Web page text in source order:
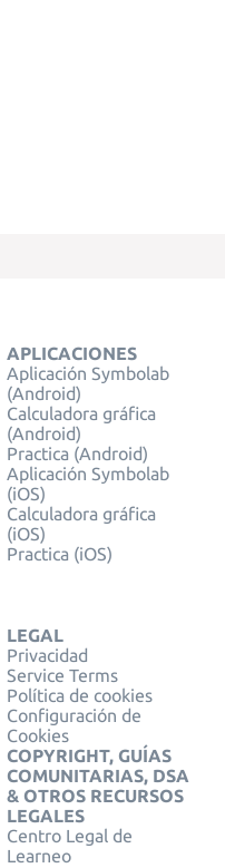
APLICACIONES
Aplicación Symbolab
(Android)
Calculadora gráfica
(Android)
Practica (Android)
Aplicación Symbolab
(iOS)
Calculadora gráfica
(iOS)
Practica (iOS)
LEGAL
Privacidad
Service Terms
Política de cookies
Configuración de
Cookies
COPYRIGHT, GUÍAS
COMUNITARIAS, DSA
& OTROS RECURSOS
LEGALES
Centro Legal de
Learneo